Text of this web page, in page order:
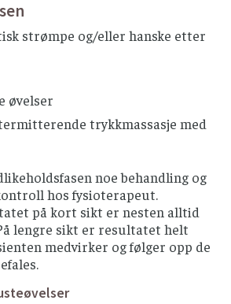
med et elektrisk drevet apparat
inn i en dobbeltvegget mansjett.
skal dekke hele armen eller
kamre og lager en peristaltisk
mot kroppen som
og dermed minsker
strømpe og/eller hanske etter
øvelser
trykkmassasje med
noe behandling og
hos fysioterapeut.
på kort sikt er nesten alltid
lengre sikt er resultatet helt
medvirker og følger opp de